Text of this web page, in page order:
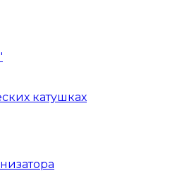
катушках